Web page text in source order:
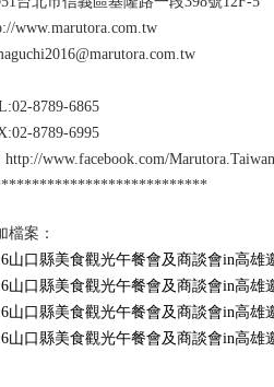
www.marutora.com.tw
8789-6865
8789-6995
http://www.facebook.com/Marutora.Taiwan
檔案：
山口縣美食觀光午餐會及商談會in高雄
山口縣美食觀光午餐會及商談會in高雄
山口縣美食觀光午餐會及商談會in高雄
山口縣美食觀光午餐會及商談會in高雄